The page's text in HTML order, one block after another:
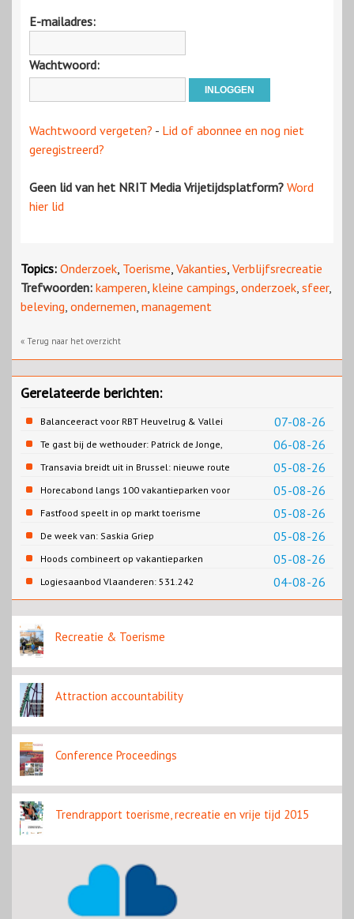
E-mailadres:
Wachtwoord:
Wachtwoord vergeten? - Lid of abonnee en nog niet
geregistreerd?
Geen lid van het NRIT Media Vrijetijdsplatform? Word
hier lid
Topics: Onderzoek, Toerisme, Vakanties, Verblijfsrecreatie
Trefwoorden: kamperen, kleine campings, onderzoek, sfeer,
beleving, ondernemen, management
« Terug naar het overzicht
Gerelateerde berichten:
07-08-26
Balanceeract voor RBT Heuvelrug & Vallei
06-08-26
Te gast bij de wethouder: Patrick de Jonge,
Gemeente Emmen
05-08-26
Transavia breidt uit in Brussel: nieuwe route
naar Porto
05-08-26
Horecabond langs 100 vakantieparken voor
Cao-recreatie
05-08-26
Fastfood speelt in op markt toerisme
05-08-26
De week van: Saskia Griep
05-08-26
Hoods combineert op vakantieparken
recreatie en wonen
04-08-26
Logiesaanbod Vlaanderen: 531.242
slaapplaatsen
Recreatie & Toerisme
Attraction accountability
Conference Proceedings
Trendrapport toerisme, recreatie en vrije tijd 2015